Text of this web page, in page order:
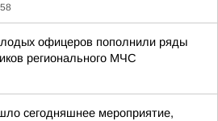
офицеров пополнили ряды
регионального МЧС
сегодняшнее мероприятие,